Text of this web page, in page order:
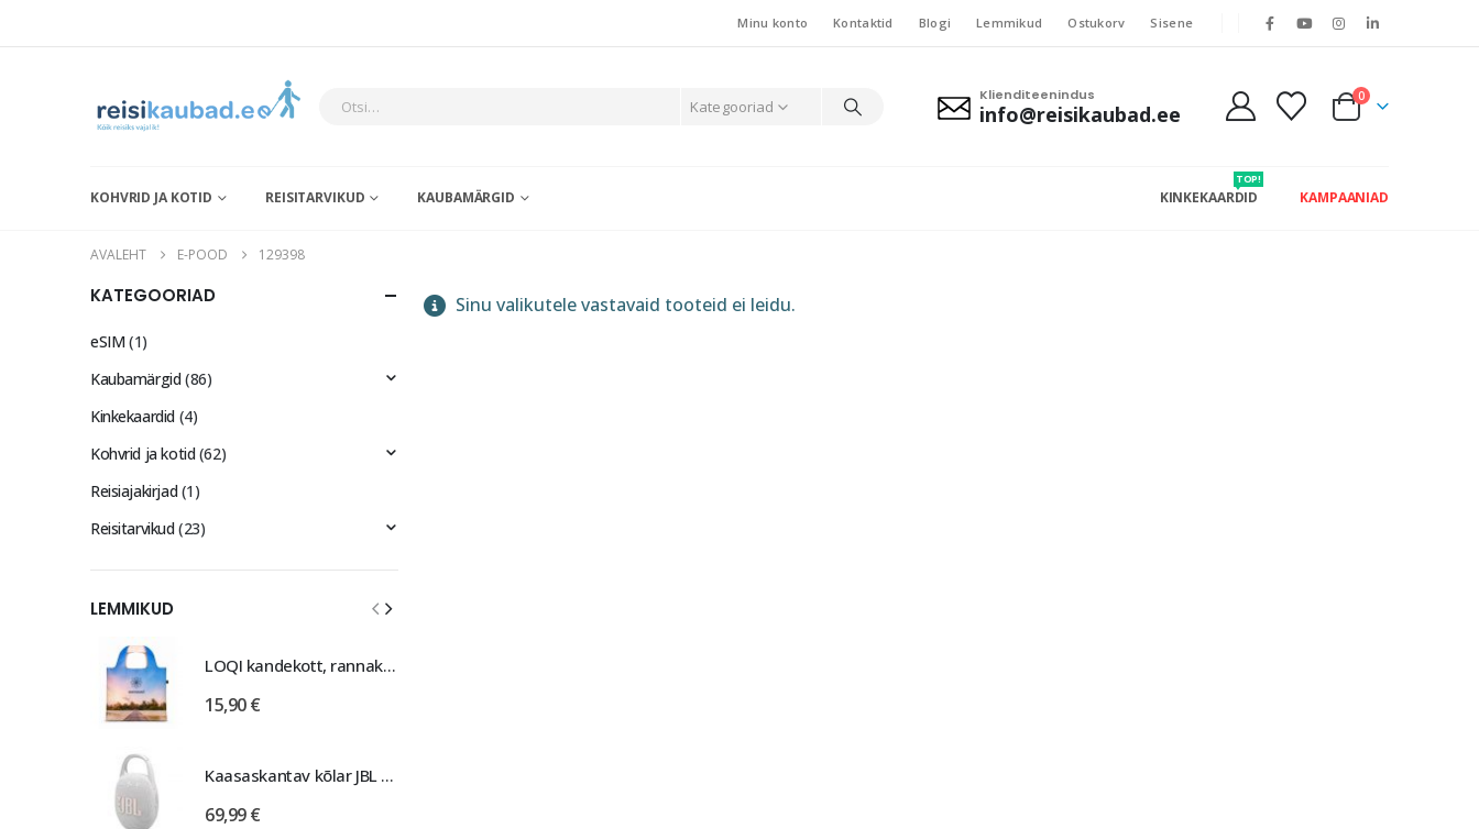
Minu konto Kontaktid Blogi Lemmikud Ostukorv Sisene
Kategooriad
Klienditeenindus
info@reisikaubad.ee
0
KOHVRID JA KOTID REISITARVIKUD KAUBAMÄRGID
TOP!
KINKEKAARDID KAMPAANIAD
AVALEHT E-POOD 129398
Sinu valikutele vastavaid tooteid ei leidu.
KATEGOORIAD
eSIM(1)
Kaubamärgid(86)
Kinkekaardid (4)
Kohvrid ja kotid(62)
Reisiajakirjad (1)
Reisitarvikud(23)
LEMMIKUD
LOQI kandekott, rannakott, reisikott, Estravel Beach Bag
15,90€
Kaasaskantav kõlar JBL Clip 5, IP67, valge
69,99€